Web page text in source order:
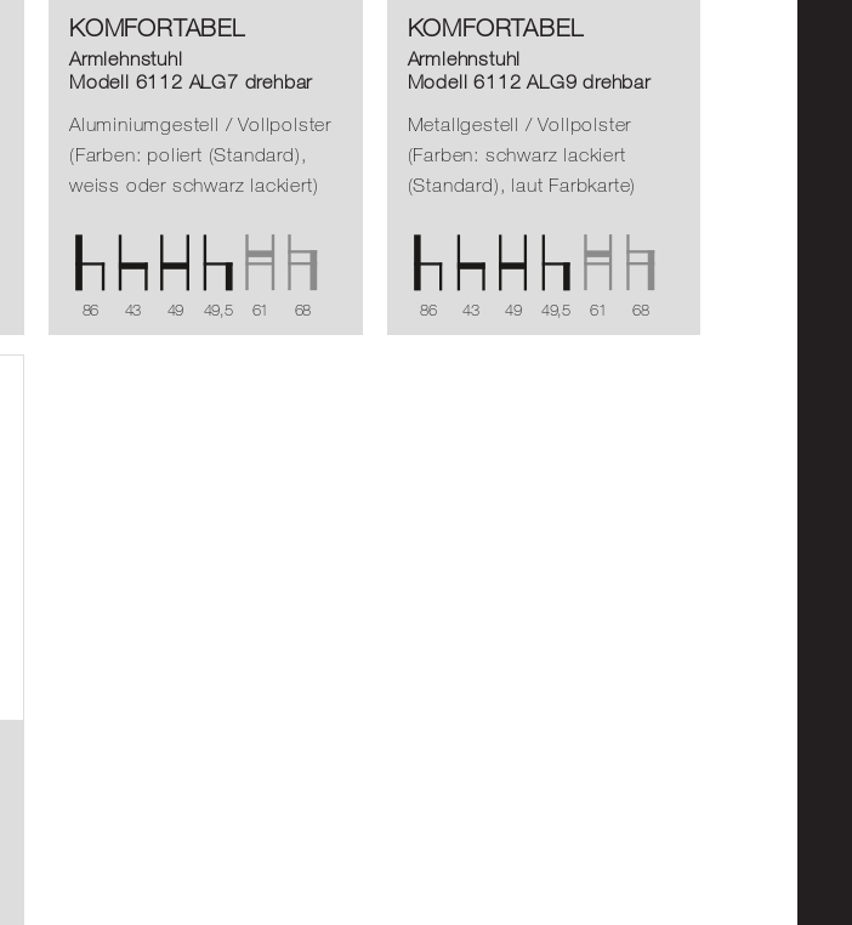
KOMFORTABEL
Armlehnstuhl
Modell 6112 ALG7 drehbar
Aluminiumgestell / Vollpolster
(Farben: poliert (Standard),
weiss oder schwarz lackiert)
86 43 49 49,5 61 68
KOMFORTABEL
Armlehnstuhl
Modell 6112 ALG9 drehbar
Metallgestell / Vollpolster
(Farben: schwarz lackiert
(Standard), laut Farbkarte)
86 43 49 49,5 61 68